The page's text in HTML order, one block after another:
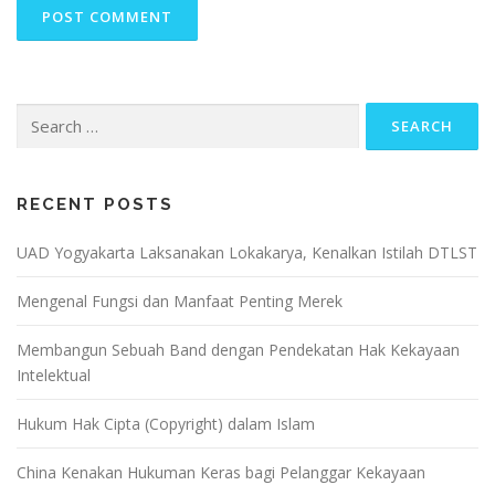
for:
RECENT POSTS
UAD Yogyakarta Laksanakan Lokakarya, Kenalkan Istilah DTLST
Mengenal Fungsi dan Manfaat Penting Merek
Membangun Sebuah Band dengan Pendekatan Hak Kekayaan
Intelektual
Hukum Hak Cipta (Copyright) dalam Islam
China Kenakan Hukuman Keras bagi Pelanggar Kekayaan